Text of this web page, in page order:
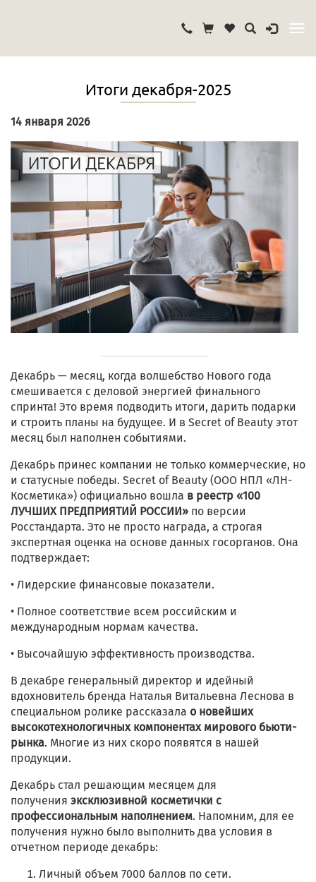
Итоги декабря-2025
14 января 2026
Декабрь — месяц, когда волшебство Нового года
смешивается с деловой энергией финального
спринта! Это время подводить итоги, дарить подарки
и строить планы на будущее. И в Secret of Beauty этот
месяц был наполнен событиями.
Декабрь принес компании не только коммерческие, но
и статусные победы. Secret of Beauty (ООО НПЛ «ЛН-
Косметика») официально вошла в реестр «100
ЛУЧШИХ ПРЕДПРИЯТИЙ РОССИИ» по версии
Росстандарта. Это не просто награда, а строгая
экспертная оценка на основе данных госорганов. Она
подтверждает:
• Лидерские финансовые показатели.
• Полное соответствие всем российским и
международным нормам качества.
• Высочайшую эффективность производства.
В декабре генеральный директор и идейный
вдохновитель бренда Наталья Витальевна Леснова в
специальном ролике рассказала о новейших
высокотехнологичных компонентах мирового бьюти-
рынка. Многие из них скоро появятся в нашей
продукции.
Декабрь стал решающим месяцем для
получения эксклюзивной косметички с
профессиональным наполнением. Напомним, для ее
получения нужно было выполнить два условия в
отчетном периоде декабрь:
Личный объем 7000 баллов по сети.